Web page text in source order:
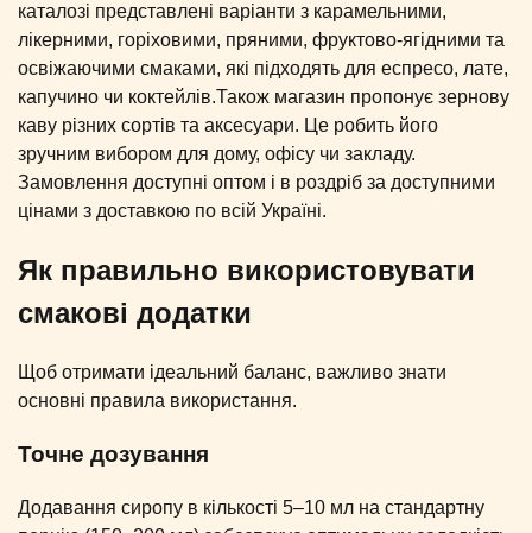
каталозі представлені варіанти з карамельними,
лікерними, горіховими, пряними, фруктово-ягідними та
освіжаючими смаками, які підходять для еспресо, лате,
капучино чи коктейлів.Також магазин пропонує зернову
каву різних сортів та аксесуари. Це робить його
зручним вибором для дому, офісу чи закладу.
Замовлення доступні оптом і в роздріб за доступними
цінами з доставкою по всій Україні.
Як правильно використовувати
смакові додатки
Щоб отримати ідеальний баланс, важливо знати
основні правила використання.
Точне дозування
Додавання сиропу в кількості 5–10 мл на стандартну